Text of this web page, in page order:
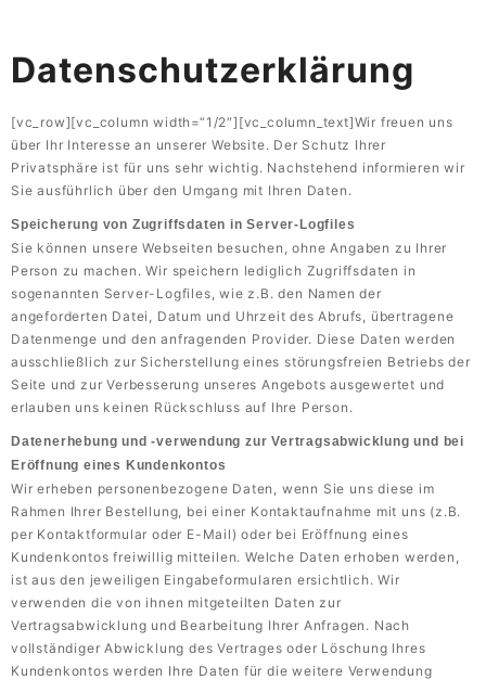
Datenschutzerklärung
[vc_row][vc_column width=“1/2″][vc_column_text]Wir freuen uns
über Ihr Interesse an unserer Website. Der Schutz Ihrer
Privatsphäre ist für uns sehr wichtig. Nachstehend informieren wir
Sie ausführlich über den Umgang mit Ihren Daten.
Speicherung von Zugriffsdaten in Server-Logfiles
Sie können unsere Webseiten besuchen, ohne Angaben zu Ihrer
Person zu machen. Wir speichern lediglich Zugriffsdaten in
sogenannten Server-Logfiles, wie z.B. den Namen der
angeforderten Datei, Datum und Uhrzeit des Abrufs, übertragene
Datenmenge und den anfragenden Provider. Diese Daten werden
ausschließlich zur Sicherstellung eines störungsfreien Betriebs der
Seite und zur Verbesserung unseres Angebots ausgewertet und
erlauben uns keinen Rückschluss auf Ihre Person.
Datenerhebung und -verwendung zur Vertragsabwicklung und bei
Eröffnung eines Kundenkontos
Wir erheben personenbezogene Daten, wenn Sie uns diese im
Rahmen Ihrer Bestellung, bei einer Kontaktaufnahme mit uns (z.B.
per Kontaktformular oder E-Mail) oder bei Eröffnung eines
Kundenkontos freiwillig mitteilen. Welche Daten erhoben werden,
ist aus den jeweiligen Eingabeformularen ersichtlich. Wir
verwenden die von ihnen mitgeteilten Daten zur
Vertragsabwicklung und Bearbeitung Ihrer Anfragen. Nach
vollständiger Abwicklung des Vertrages oder Löschung Ihres
Kundenkontos werden Ihre Daten für die weitere Verwendung